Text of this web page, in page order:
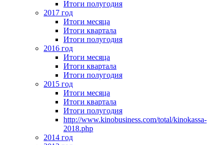
Итоги полугодия
2017 год
Итоги месяца
Итоги квартала
Итоги полугодия
2016 год
Итоги месяца
Итоги квартала
Итоги полугодия
2015 год
Итоги месяца
Итоги квартала
Итоги полугодия
http://www.kinobusiness.com/total/kinokassa-
2018.php
2014 год